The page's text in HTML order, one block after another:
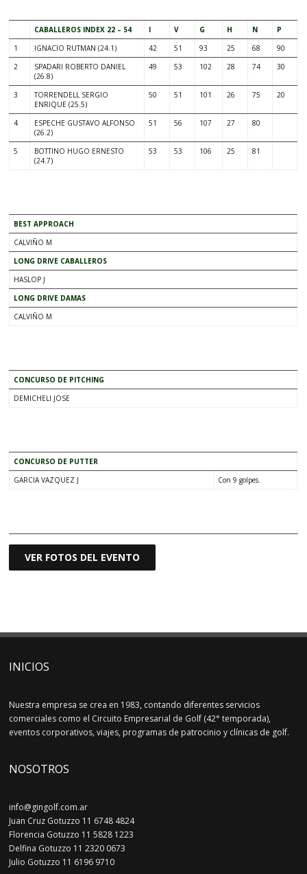
CABALLEROS INDEX 22 – 54 I V G H N
P
1
IGNACIO RUTMAN (24.1) 42 51 93 25 68
90
2
SPADARI ROBERTO DANIEL
(26.8)
49 53 102 28 74 30
3
TORRENDELL SERGIO
ENRIQUE (25.5)
50 51 101 26 75 20
4
ESPECHE GUSTAVO ALFONSO
(26.2)
51 56 107 27 80
5
BOTTINO HUGO ERNESTO
(24.7)
53 53 106 25 81
BEST APPROACH
CALVIÑO M
LONG DRIVE CABALLEROS
HASLOP J
LONG DRIVE DAMAS
CALVIÑO M
CONCURSO DE PITCHING
DEMICHELI JOSE
CONCURSO DE PUTTER
GARCIA VAZQUEZ J
Con 9 golpes.
VER FOTOS DEL EVENTO
INICIOS
Nuestra empresa se crea en 1983, contando diferentes servicios
comerciales como el Circuito Empresarial de Golf (42° temporada),
eventos corporativos, viajes, programas de patrocinio y clínicas de golf.
NOSOTROS
info@gingolf.com.ar
Juan Cruz Gotuzzo 11 6748 4824
Florencia Gotuzzo 11 5828 1223
Delfina Gotuzzo 11 2320 0673
Julio Gotuzzo 11 6196 9710